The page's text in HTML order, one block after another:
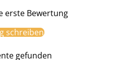
erste Bewertung
schreiben
gefunden